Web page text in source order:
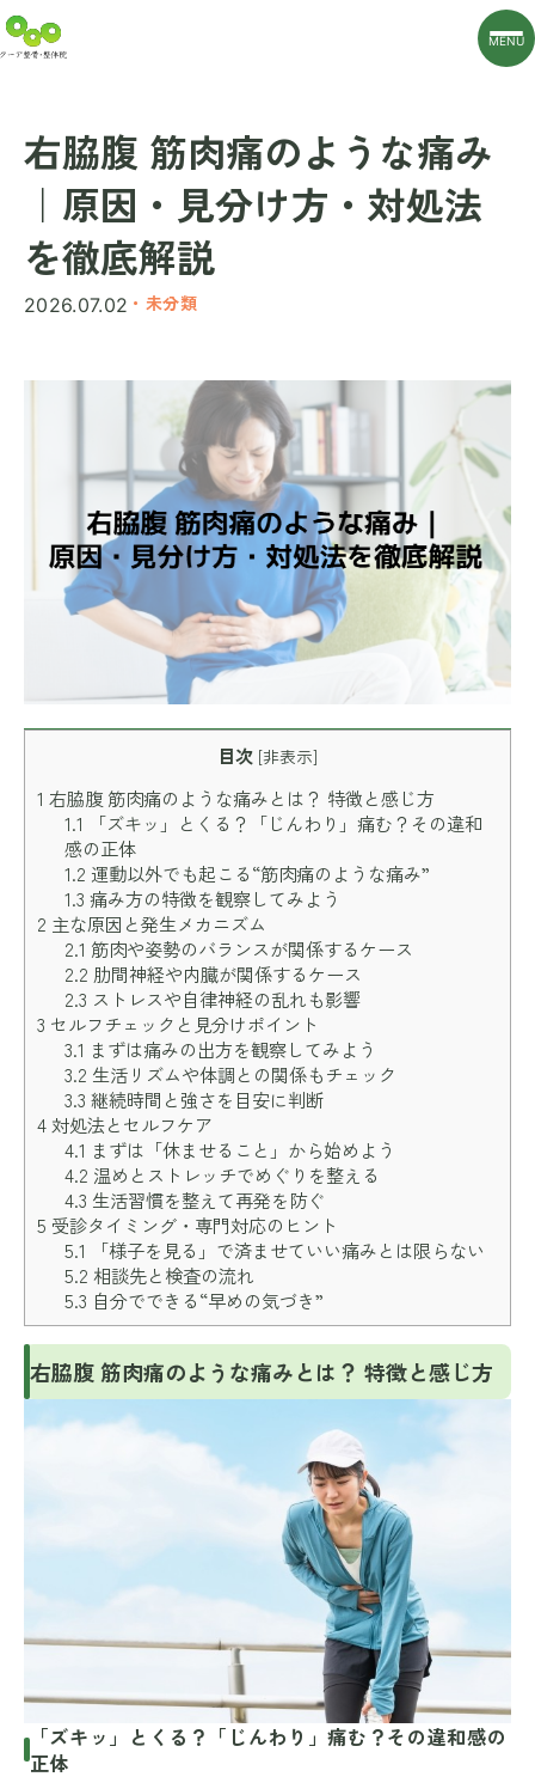
MENU
右脇腹 筋肉痛のような痛み
｜原因・見分け方・対処法
を徹底解説
2026.07.02 ・未分類
目次 [非表示]
1 右脇腹 筋肉痛のような痛みとは？ 特徴と感じ方
1.1 「ズキッ」とくる？「じんわり」痛む？その違和
感の正体
1.2 運動以外でも起こる“筋肉痛のような痛み”
1.3 痛み方の特徴を観察してみよう
2 主な原因と発生メカニズム
2.1 筋肉や姿勢のバランスが関係するケース
2.2 肋間神経や内臓が関係するケース
2.3 ストレスや自律神経の乱れも影響
3 セルフチェックと見分けポイント
3.1 まずは痛みの出方を観察してみよう
3.2 生活リズムや体調との関係もチェック
3.3 継続時間と強さを目安に判断
4 対処法とセルフケア
4.1 まずは「休ませること」から始めよう
4.2 温めとストレッチでめぐりを整える
4.3 生活習慣を整えて再発を防ぐ
5 受診タイミング・専門対応のヒント
5.1 「様子を見る」で済ませていい痛みとは限らない
5.2 相談先と検査の流れ
5.3 自分でできる“早めの気づき”
右脇腹 筋肉痛のような痛みとは？ 特徴と感じ方
「ズキッ」とくる？「じんわり」痛む？その違和感の
正体